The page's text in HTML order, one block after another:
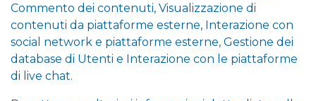
Commento dei contenuti, Visualizzazione di
contenuti da piattaforme esterne, Interazione con
social network e piattaforme esterne, Gestione dei
database di Utenti e Interazione con le piattaforme
di live chat.